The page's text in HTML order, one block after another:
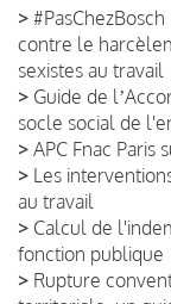
>
contre le
sexistes au travail
> Guide de
socle social de
> APC Fnac Paris
> Les
au travail
> Calcul de
fonction publique
> Rupture